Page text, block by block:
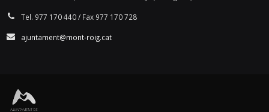
Tel. 977 170 440 / Fax 977 170 728
ajuntament@mont-roig.cat